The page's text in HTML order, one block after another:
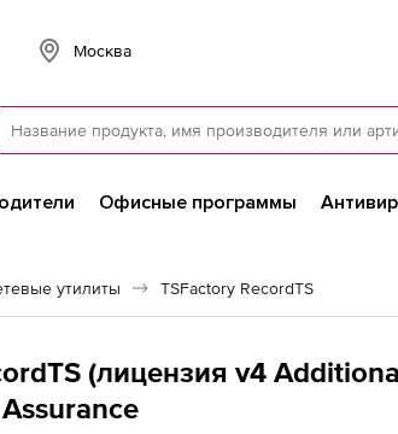
Москва
Офисные программы
утилиты TSFactory RecordTS
(лицензия v4